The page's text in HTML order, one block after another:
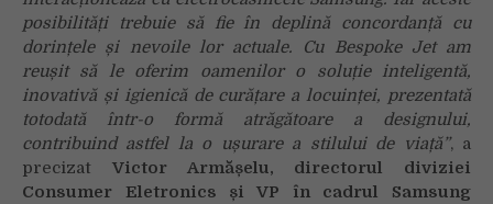
posibilități trebuie să fie în deplină concordanță cu
dorințele și nevoile lor actuale. Cu Bespoke Jet am
reușit să le oferim oamenilor o soluție inteligentă,
inovativă și igienică de curățare a locuinței, prezentată
totodată într-o formă atrăgătoare a designului,
contribuind astfel la o ușurare a stilului de viață”, a
precizat Victor Armășelu, directorul diviziei
Consumer Eletronics și VP în cadrul Samsung